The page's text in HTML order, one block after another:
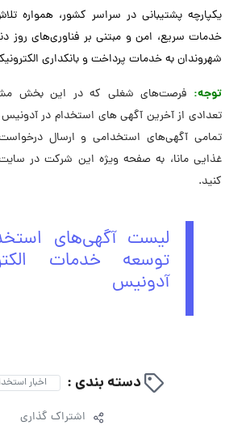
یکپارچه پشتیبانی در سراسر کشور، همواره
خدمات سریع، امن و مبتنی بر فناوری‌های روز
شهروندان به خدمات پرداخت و بانکداری
توجه: فرصت‌های شغلی که در این بخش
تعدادی از آخرین آگهی های استخدام در
تمامی آگهی‌های استخدامی و ارسال
غذایی مانا، به صفحه ویژه این شرکت در
کنید.
لیست آگهی‌های
توسعه خدمات
آدونیس
دسته بندی : اخبار
اشتراک گذاری